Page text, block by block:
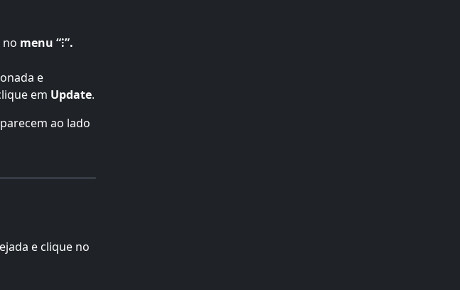
no menu “⁝”.
e
em Update.
ao lado
e clique no